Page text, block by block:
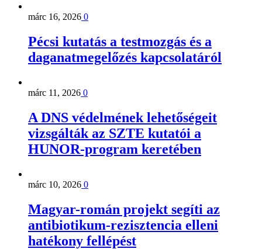
márc 16, 2026 0
Pécsi kutatás a testmozgás és a
daganatmegelőzés kapcsolatáról
márc 11, 2026 0
A DNS védelmének lehetőségeit
vizsgálták az SZTE kutatói a
HUNOR-program keretében
márc 10, 2026 0
Magyar-román projekt segíti az
antibiotikum-rezisztencia elleni
hatékony fellépést